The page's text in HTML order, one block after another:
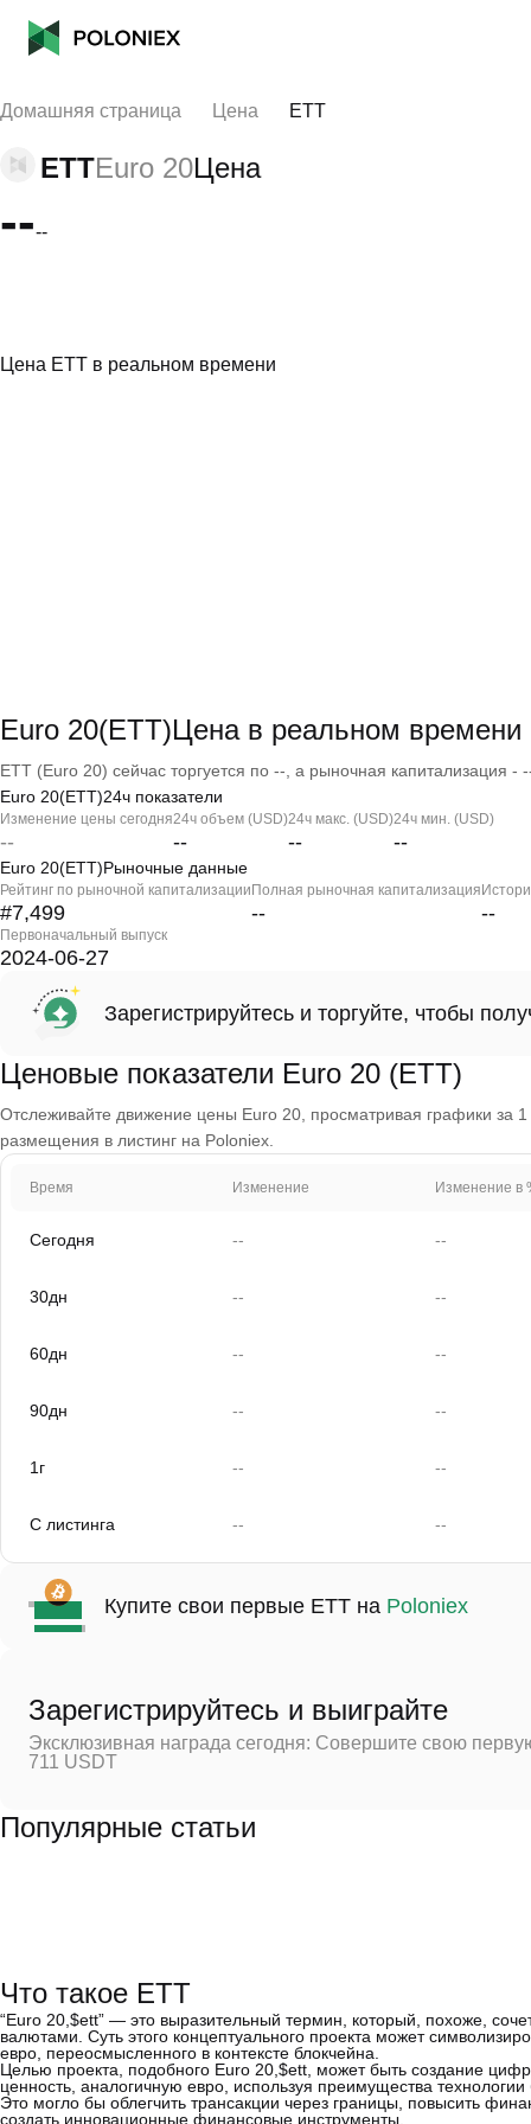
Домашняя страница Цена ETT
ETTEuro 20Цена
----
Цена ETT в реальном времени
Euro 20(ETT)Цена в реальном времени
ETT (Euro 20) сейчас торгуется по --, а рыночная капитализация -
Euro 20(ETT)24ч показатели
Изменение цены сегодня
--
24ч объем (USD)
--
24ч макс. (USD)
--
24ч мин. (USD)
--
Euro 20(ETT)Рыночные данные
Рейтинг по рыночной капитализации
#7,499
Полная рыночная капитализация
-- --
Первоначальный выпуск
2024-06-27
Зарегистрируйтесь и торгуйте, чтобы
Ценовые показатели Euro 20 (ETT)
Отслеживайте движение цены Euro 20, просматривая графики за
размещения в листинг на Poloniex.
Время Изменение Изменение в
Сегодня -- --
30дн -- --
60дн -- --
90дн -- --
1г -- --
С листинга -- --
Купите свои первые ETT на Poloniex
Зарегистрируйтесь и выиграйте
Эксклюзивная награда сегодня: Совершите свою
711 USDT
Популярные статьи
Что такое ETT
“Euro 20,$ett” — это выразительный термин, который, похоже,
валютами. Суть этого концептуального проекта может
евро, переосмысленного в контексте блокчейна.
Целью проекта, подобного Euro 20,$ett, может быть создание
ценность, аналогичную евро, используя преимущества
Это могло бы облегчить трансакции через границы, повысить
создать инновационные финансовые инструменты.